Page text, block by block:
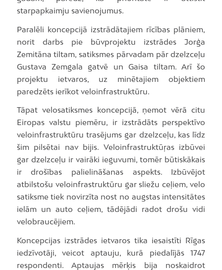
starpapkaimju savienojumus.
Paralēli koncepcijā izstrādātajiem rīcības plāniem,
norit darbs pie būvprojektu izstrādes Jorģa
Zemitāna tiltam, satiksmes pārvadam pār dzelzceļu
Gustava Zemgala gatvē un Gaisa tiltam. Arī šo
projektu ietvaros, uz minētajiem objektiem
paredzēts ierīkot veloinfrastruktūru.
Tāpat velosatiksmes koncepcijā, ņemot vērā citu
Eiropas valstu piemēru, ir izstrādāts perspektīvo
veloinfrastruktūru trasējums gar dzelzceļu, kas līdz
šim pilsētai nav bijis. Veloinfrastruktūŗas izbūvei
gar dzelzceļu ir vairāki ieguvumi, tomēr būtiskākais
ir drošības palielināšanas aspekts. Izbūvējot
atbilstošu veloinfrastruktūru gar sliežu ceļiem, velo
satiksme tiek novirzīta nost no augstas intensitātes
ielām un auto ceļiem, tādējādi radot drošu vidi
velobraucējiem.
Koncepcijas izstrādes ietvaros tika iesaistīti Rīgas
iedzīvotāji, veicot aptauju, kurā piedalījās 1747
respondenti. Aptaujas mērķis bija noskaidrot